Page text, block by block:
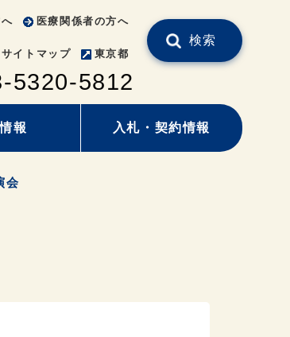
医療関係者の方へ
サイトマップ 東京都
5320-5812
検索
報 入札・契約情報
会